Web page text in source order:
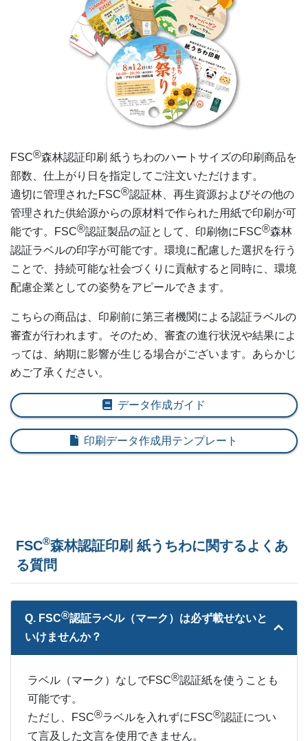
10,000部
10,500部
12,500部
13,000部 ¥ 192,676
13,500部 ¥ 197,538
14,000部 ¥ 203,511
14,500部
15,000部 ¥ 213,235
15,500部 ¥ 219,450
16,000部
229,141
17,000部 235,081
19,000部
20,000部 ¥
FSC®森林認証印刷 紙うちわのハート サイズの印刷商品を
部数、仕上がり日を指定してご注文いただけます。
適切に管理されたFSC®認証林、再生資源およびその他の
管理された供給源からの原材料で作られた用紙で印刷が可
能です。FSC®認証製品の証として、印刷物にFSC®森林
認証ラベルの印字が可能です。環境に配慮した選択を行う
ことで、持続可能な社会づくりに貢献すると同時に、環境
配慮企業としての姿勢をアピールできます。
こちらの商品は、印刷前に第三者機関による認証ラベルの
審査が行われます。そのため、審査の進行状況や結果によ
っては、納期に影響が生じる場合がございます。あらかじ
めご了承ください。
データ作成ガイド
印刷データ作成用テンプレート
FSC®森林認証印刷 紙うちわに関するよくあ
る質問
Q. FSC®︎認証ラベル（マーク）は必ず載せないと
いけませんか？
ラベル（マーク）なしでFSC®認証紙を使うことも
可能です。
ただし、FSC®ラベルを入れずにFSC®認証につい
て言及した文言を使用できません。